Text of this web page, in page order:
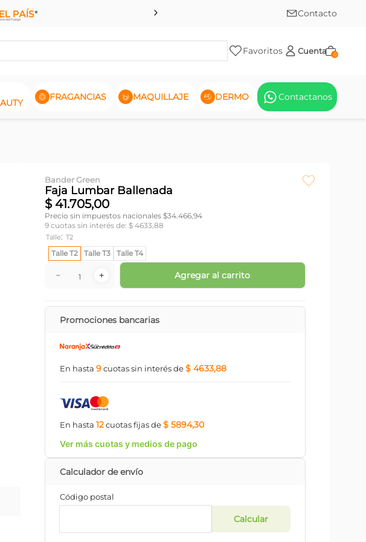
Contacto
Favoritos Cuenta 0
FRAGANCIAS MAQUILLAJE DERMO Contactanos
Bander Green
Faja Lumbar Ballenada
$ 41.705,00
Precio sin impuestos nacionales $34.466,94
9cuotas sin interés de: $ 4633,88
Talle: T2
Talle T2 Talle T3 Talle T4
＋
－ Agregar al carrito
Promociones bancarias
En hasta 9cuotassin interésde$ 4633,88
En hasta 12cuotasfijasde$ 5894,30
Ver más cuotas y medios de pago
Código postal